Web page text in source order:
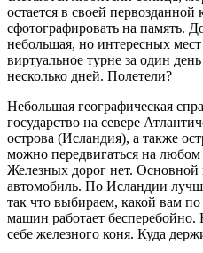
остается в своей первозданной
сфотографировать на память.
небольшая, но интересных
виртуальное турне за один
несколько дней. Полетели?
Небольшая географическая
государство на севере
острова (Исландия), а также
можно передвигаться на любом
Железных дорог нет.
автомобиль. По Исландии
так что выбираем, какой вам
машин работает
себе железного коня. Куда